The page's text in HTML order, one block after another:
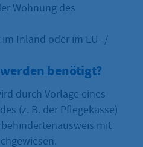
Wohnung des
im Inland oder im EU- /
benötigt?
durch Vorlage eines
(z. B. der Pflegekasse)
mit